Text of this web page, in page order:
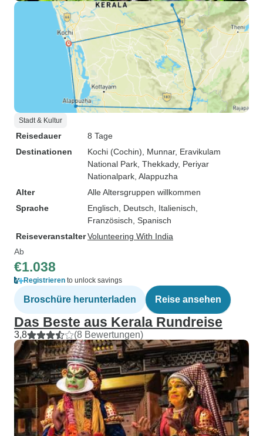
Stadt & Kultur
Reisedauer
8 Tage
Destinationen
Kochi (Cochin) , Munnar, Eravikulam
National Park , Thekkady, Periyar
Nationalpark , Alappuzha
Alter
Alle Altersgruppen willkommen
Sprache
Englisch, Deutsch, Italienisch,
Französisch, Spanisch
ReiseveranstalterVolunteering With India
Ab
€1.038
Registrieren to unlock savings
Broschüre herunterladen Reise ansehen
Das Beste aus Kerala Rundreise
3,8 (8 Bewertungen)